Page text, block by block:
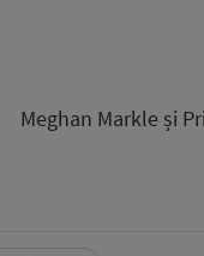
Meghan Markle și